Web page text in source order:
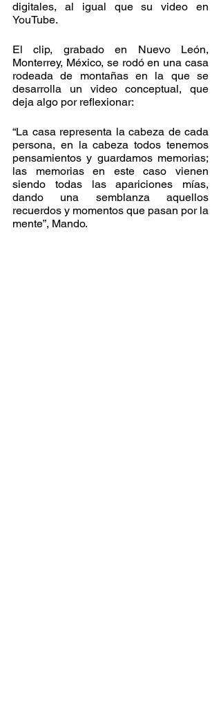
digitales, al igual que su video en
YouTube.
El clip, grabado en Nuevo León,
Monterrey, México, se rodó en una casa
rodeada de montañas en la que se
desarrolla un video conceptual, que
deja algo por reflexionar:
“La casa representa la cabeza de cada
persona, en la cabeza todos tenemos
pensamientos y guardamos memorias;
las memorias en este caso vienen
siendo todas las apariciones mías,
dando una semblanza aquellos
recuerdos y momentos que pasan por la
mente”, Mando.